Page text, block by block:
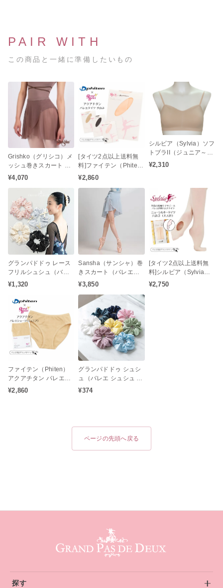
PAIR WITH
この商品と一緒に準備したいもの
Grishko（グリシコ）メ
ッシュ巻きスカート バ
レエスカート
¥4,070
[タイツ2点以上送料無
料]ファイテン（Phite
n）アクアチタン コン
イツ（穴あき / 大人タイ
ツ / ジュニアタイツ）ア
クアチタン配合の心身
をリラックス状態へと
サポート♪
¥2,860
シルビア（Sylvia）ソフ
トブラII（ジュニア～レ
ディースサイズ）
¥2,310
グランパドドゥ レース
フリルシュシュ（バレ
エ 子供 キッズ ジュニア
お団子 シニヨン ヘアア
クセサリー 発表会 レッ
スン リボン パール）
¥1,320
Sansha（サンシャ）巻
きスカート（バレエス
カート / くすみカラー /
足元すっきりスカート
¥3,850
[タイツ2点以上送料無
料]シルビア（Sylvia）
ニューシルキータイツ
コンバーチブルタイプ
¥2,750
ファイテン（Phiten）
アクアチタン バレエシ
ョーツ（ジュニアショ
¥2,860
グランパドドゥ シュシ
ュ（バレエ シュシュ サ
テン お団子 ギフト 子供
¥374
ページの先頭へ戻る
探す